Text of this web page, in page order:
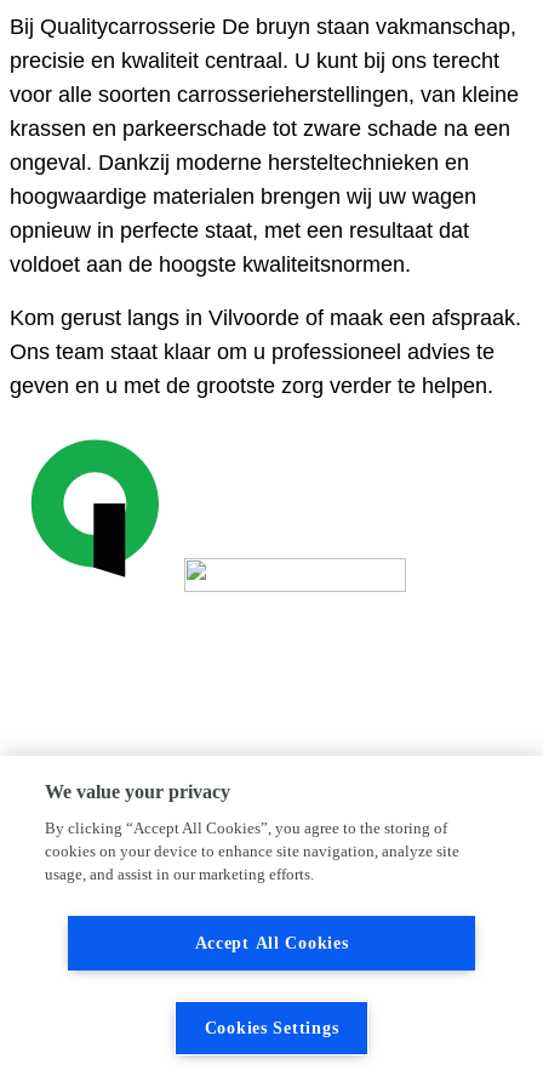
Bij Qualitycarrosserie De bruyn staan vakmanschap,
precisie en kwaliteit centraal. U kunt bij ons terecht
voor alle soorten carrosserieherstellingen, van kleine
krassen en parkeerschade tot zware schade na een
ongeval. Dankzij moderne hersteltechnieken en
hoogwaardige materialen brengen wij uw wagen
opnieuw in perfecte staat, met een resultaat dat
voldoet aan de hoogste kwaliteitsnormen.
Kom gerust langs in Vilvoorde of maak een afspraak.
Ons team staat klaar om u professioneel advies te
geven en u met de grootste zorg verder te helpen.
We value your privacy
By clicking “Accept All Cookies”, you agree to the storing of
cookies on your device to enhance site navigation, analyze site
usage, and assist in our marketing efforts.
Accept All Cookies
Cookies Settings